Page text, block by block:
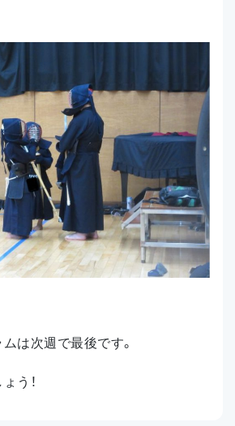
は次週で最後です。
う！